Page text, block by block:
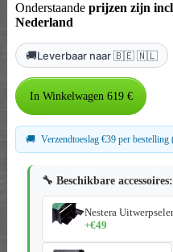
Onderstaande prijzen zijn
Nederland
🚚Leverbaar naar 🇧🇪 🇳🇱
🚚 Verzendtoeslag €39 per bestelling
🔧 Beschikbare accessoires:
Nestera
+€49